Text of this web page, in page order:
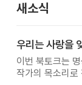
새소식
우리는 사랑을
이번 북토크는 명
작가의 목소리